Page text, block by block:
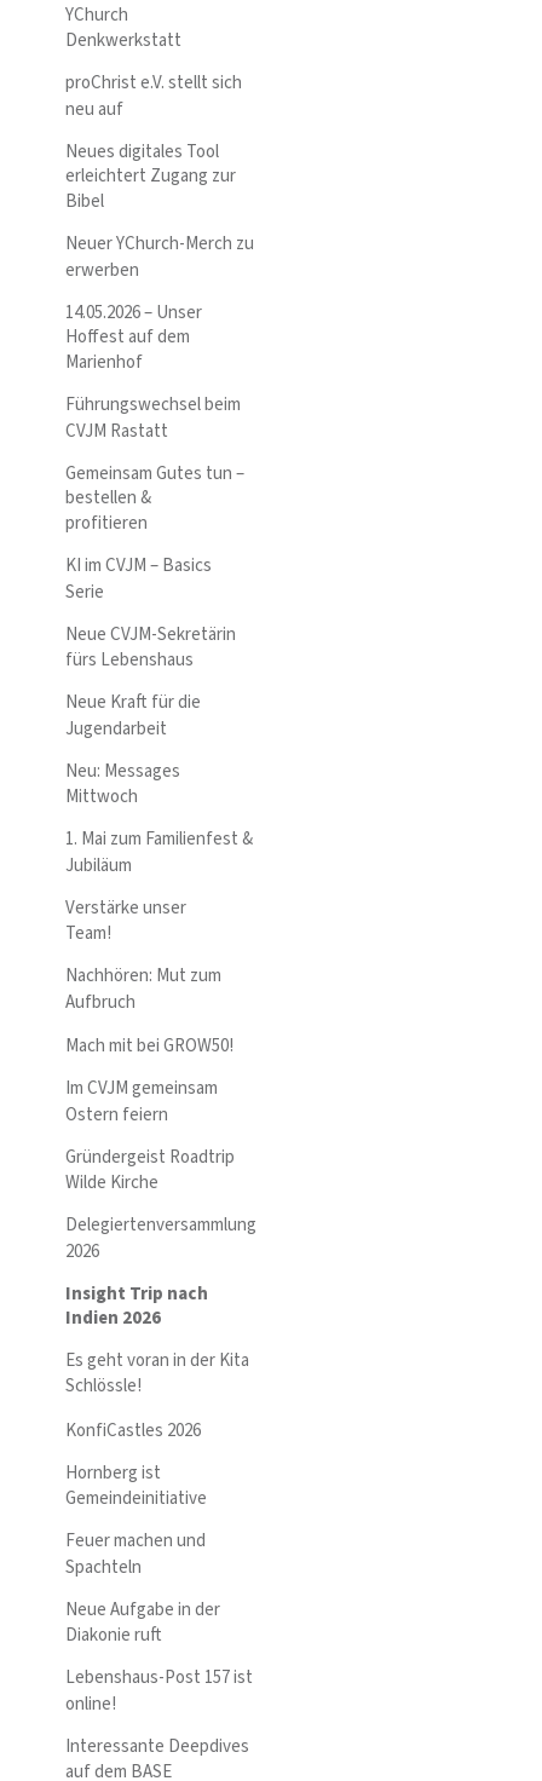
YChurch
Denkwerkstatt
proChrist e.V. stellt sich
neu auf
Neues digitales Tool
erleichtert Zugang zur
Bibel
Neuer YChurch-Merch zu
erwerben
14.05.2026 – Unser
Hoffest auf dem
Marienhof
Führungswechsel beim
CVJM Rastatt
Gemeinsam Gutes tun –
bestellen &
profitieren
KI im CVJM – Basics
Serie
Neue CVJM-Sekretärin
fürs Lebenshaus
Neue Kraft für die
Jugendarbeit
Neu: Messages
Mittwoch
1. Mai zum Familienfest &
Jubiläum
Verstärke unser
Team!
Nachhören: Mut zum
Aufbruch
Mach mit bei GROW50!
Im CVJM gemeinsam
Ostern feiern
Gründergeist Roadtrip
Wilde Kirche
Delegiertenversammlung
2026
Insight Trip nach
Indien 2026
Es geht voran in der Kita
Schlössle!
KonfiCastles 2026
Hornberg ist
Gemeindeinitiative
Feuer machen und
Spachteln
Neue Aufgabe in der
Diakonie ruft
Lebenshaus-Post 157 ist
online!
Interessante Deepdives
auf dem BASE